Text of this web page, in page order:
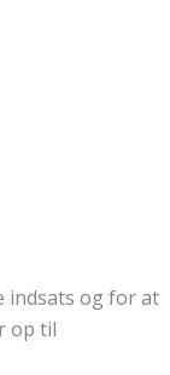
indsats og for at
op til